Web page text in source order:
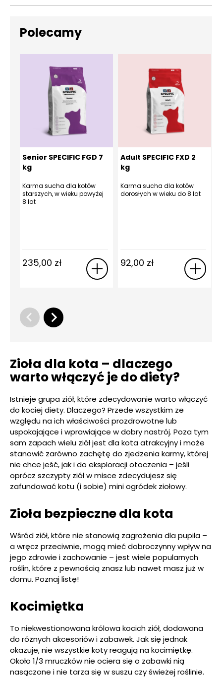
Polecamy
Senior SPECIFIC FGD 7
kg
Karma sucha dla kotów
starszych, w wieku powyżej
8 lat
235,00 zł
Adult SPECIFIC FXD 2
kg
Karma sucha dla kotów
dorosłych w wieku do 8 lat
92,00 zł
Zioła dla kota – dlaczego
warto włączyć je do diety?
Istnieje grupa ziół, które zdecydowanie warto włączyć
do kociej diety. Dlaczego? Przede wszystkim ze
względu na ich właściwości prozdrowotne lub
uspokajające i wprawiające w dobry nastrój. Poza tym
sam zapach wielu ziół jest dla kota atrakcyjny i może
stanowić zarówno zachętę do zjedzenia karmy, której
nie chce jeść, jak i do eksploracji otoczenia – jeśli
oprócz szczypty ziół w misce zdecydujesz się
zafundować kotu (i sobie) mini ogródek ziołowy.
Zioła bezpieczne dla kota
Wśród ziół, które nie stanowią zagrożenia dla pupila –
a wręcz przeciwnie, mogą mieć dobroczynny wpływ na
jego zdrowie i zachowanie – jest wiele popularnych
roślin, które z pewnością znasz lub nawet masz już w
domu. Poznaj listę!
Kocimiętka
To niekwestionowana królowa kocich ziół, dodawana
do różnych akcesoriów i zabawek. Jak się jednak
okazuje, nie wszystkie koty reagują na kocimiętkę.
Około 1/3 mruczków nie ociera się o zabawki nią
nasączone i nie tarza się w suszu czy świeżej roślinie.